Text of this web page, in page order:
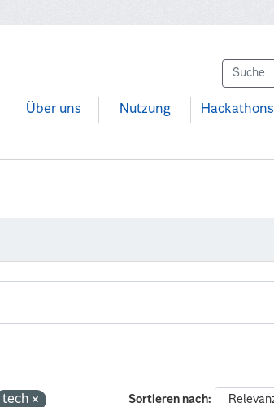
Über uns Nutzung Hackathons
Sortieren nach
tech